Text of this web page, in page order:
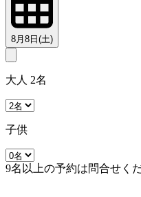
8月8日(土)
大人 2名
子供
9名以上の予約は問合せく